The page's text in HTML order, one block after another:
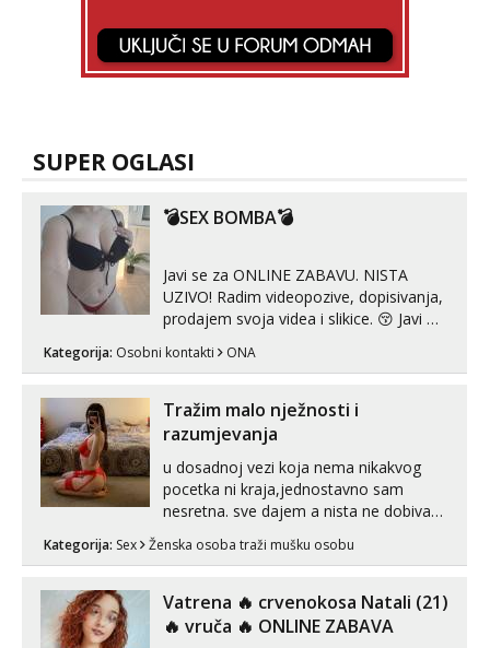
SUPER OGLASI
💣SEX BOMBA💣
Javi se za ONLINE ZABAVU. NISTA
UZIVO! Radim videopozive, dopisivanja,
prodajem svoja videa i slikice. 😚 Javi mi
Telegram. +385 91 723 0045
Kategorija: Osobni kontakti ONA
Tražim malo nježnosti i
razumjevanja
u dosadnoj vezi koja nema nikakvog
pocetka ni kraja,jednostavno sam
nesretna. sve dajem a nista ne dobivam
zadovoljiti moje potrebe,ne trazim puno
volim njezan seks i njezne poljupce po
tijelu koji me jako pale,obozavam kad
Kategorija: Sex Ženska osoba traži mušku osobu
Vatrena ‎️‍🔥 crvenokosa Natali (21)
‎️‍🔥 vruča‎ ️‍🔥 ONLINE ZABAVA